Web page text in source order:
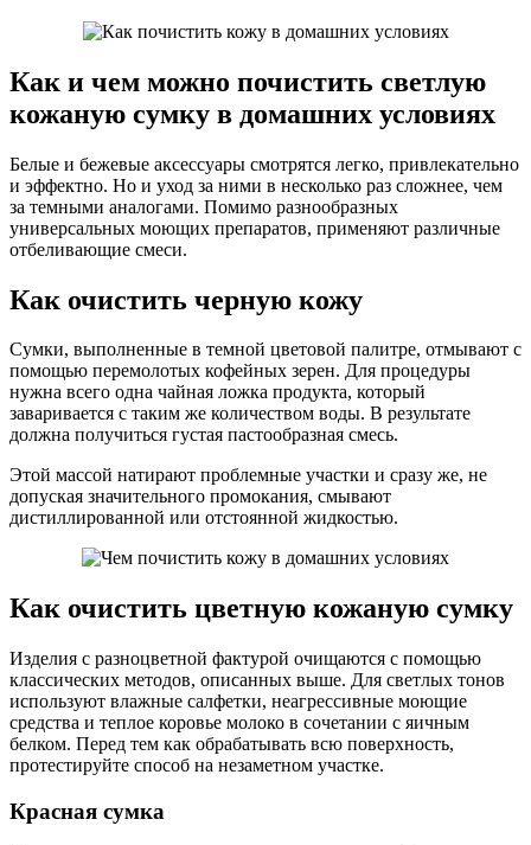
Как и чем можно почистить светлую
кожаную сумку в домашних условиях
Белые и бежевые аксессуары смотрятся легко, привлекательно
и эффектно. Но и уход за ними в несколько раз сложнее, чем
за темными аналогами. Помимо разнообразных
универсальных моющих препаратов, применяют различные
отбеливающие смеси.
Как очистить черную кожу
Сумки, выполненные в темной цветовой палитре, отмывают с
помощью перемолотых кофейных зерен. Для процедуры
нужна всего одна чайная ложка продукта, который
заваривается с таким же количеством воды. В результате
должна получиться густая пастообразная смесь.
Этой массой натирают проблемные участки и сразу же, не
допуская значительного промокания, смывают
дистиллированной или отстоянной жидкостью.
Как очистить цветную кожаную сумку
Изделия с разноцветной фактурой очищаются с помощью
классических методов, описанных выше. Для светлых тонов
используют влажные салфетки, неагрессивные моющие
средства и теплое коровье молоко в сочетании с яичным
белком. Перед тем как обрабатывать всю поверхность,
протестируйте способ на незаметном участке.
Красная сумка